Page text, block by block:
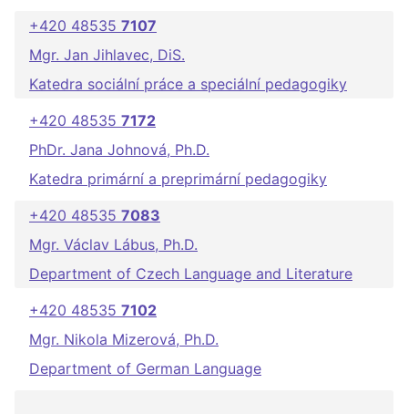
+420 48535 7107
Mgr. Jan Jihlavec, DiS.
Katedra sociální práce a speciální pedagogiky
+420 48535 7172
PhDr. Jana Johnová, Ph.D.
Katedra primární a preprimární pedagogiky
+420 48535 7083
Mgr. Václav Lábus, Ph.D.
Department of Czech Language and Literature
+420 48535 7102
Mgr. Nikola Mizerová, Ph.D.
Department of German Language